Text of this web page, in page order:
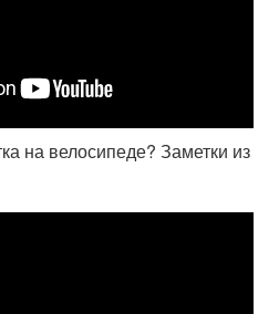
на велосипеде? Заметки из